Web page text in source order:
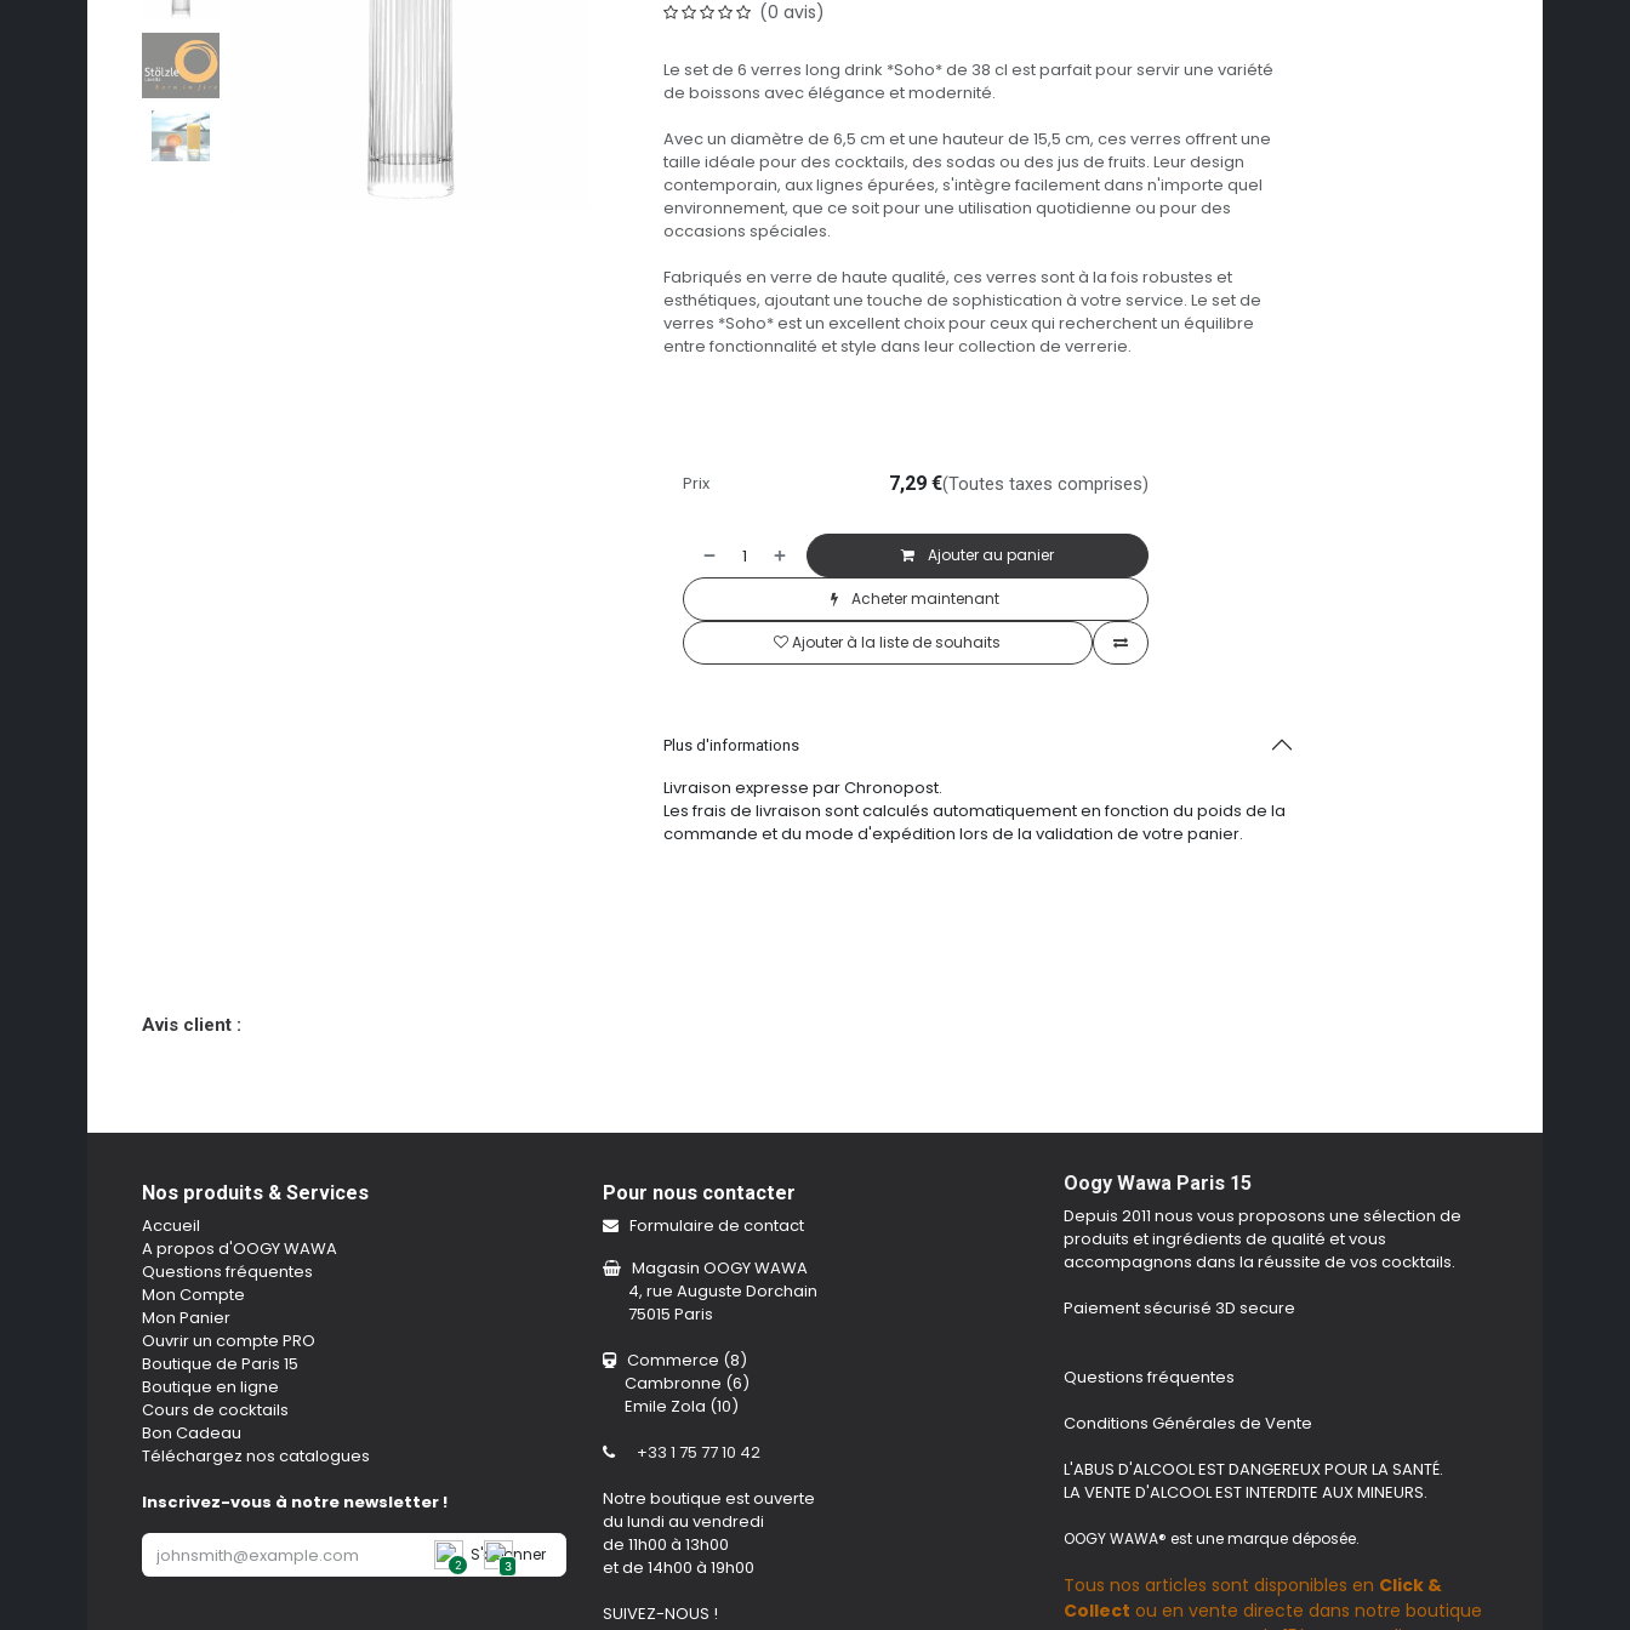
(0 avis)
Le set de 6 verres long drink *Soho* de 38 cl est parfait pour servir une variété
de boissons avec élégance et modernité.
Avec un diamètre de 6,5 cm et une hauteur de 15,5 cm, ces verres offrent une
taille idéale pour des cocktails, des sodas ou des jus de fruits. Leur design
contemporain, aux lignes épurées, s'intègre facilement dans n'importe quel
environnement, que ce soit pour une utilisation quotidienne ou pour des
occasions spéciales.
Fabriqués en verre de haute qualité, ces verres sont à la fois robustes et
esthétiques, ajoutant une touche de sophistication à votre service. Le set de
verres *Soho* est un excellent choix pour ceux qui recherchent un équilibre
entre fonctionnalité et style dans leur collection de verrerie.
Ajouter au panier
Acheter maintenant
Ajouter à la liste de souhaits
Prix 7,29€(Toutes taxes comprises)
Plus d'informations
Livraison expresse par Chronopost.
Les frais de livraison sont calculés automatiquement en fonction du poids de la
commande et du mode d'expédition lors de la validation de votre panier.
Avis client :
Nos produits & Services
Accueil
A propos d'OOGY WAWA
Questions fréquentes
Mon Compte
Mon Panier
Ouvrir un compte PRO
Boutique de Paris 15
Boutique en ligne
Cours de cocktails
Bon Cadeau
Téléchargez nos catalogues
Inscrivez-vous à notre newsletter !
2 3
S'abonner
Pour nous contacter
Formulaire de contact
Magasin OOGY WAWA
4, rue Auguste Dorchain
75015 Paris
Commerce (8)
Cambronne (6)
Emile Zola (10)
+33 1 75 77 10 42
Notre boutique est ouverte
du lundi au vendredi
de 11h00 à 13h00
et de 14h00 à 19h00
SUIVEZ-NOUS !
Oogy Wawa Paris 15
Depuis 2011 nous vous proposons une sélection de
produits et ingrédients de qualité et vous
accompagnons dans la réussite de vos cocktails.
Paiement sécurisé 3D secure
Questions fréquentes
Conditions Générales de Vente
L'ABUS D'ALCOOL EST DANGEREUX POUR LA SANTÉ.
LA VENTE D'ALCOOL EST INTERDITE AUX MINEURS.
OOGY WAWA® est une marque déposée.
Tous nos articles sont disponibles en Click &
Collect ou en vente directe dans notre boutique